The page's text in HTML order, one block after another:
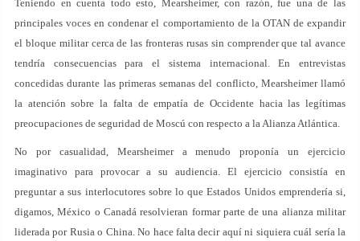
Teniendo en cuenta todo esto, Mearsheimer, con razón, fue una de las
principales voces en condenar el comportamiento de la OTAN de expandir
el bloque militar cerca de las fronteras rusas sin comprender que tal avance
tendría consecuencias para el sistema internacional. En entrevistas
concedidas durante las primeras semanas del conflicto, Mearsheimer llamó
la atención sobre la falta de empatía de Occidente hacia las legítimas
preocupaciones de seguridad de Moscú con respecto a la Alianza Atlántica.
No por casualidad, Mearsheimer a menudo proponía un ejercicio
imaginativo para provocar a su audiencia. El ejercicio consistía en
preguntar a sus interlocutores sobre lo que Estados Unidos emprendería si,
digamos, México o Canadá resolvieran formar parte de una alianza militar
liderada por Rusia o China. No hace falta decir aquí ni siquiera cuál sería la